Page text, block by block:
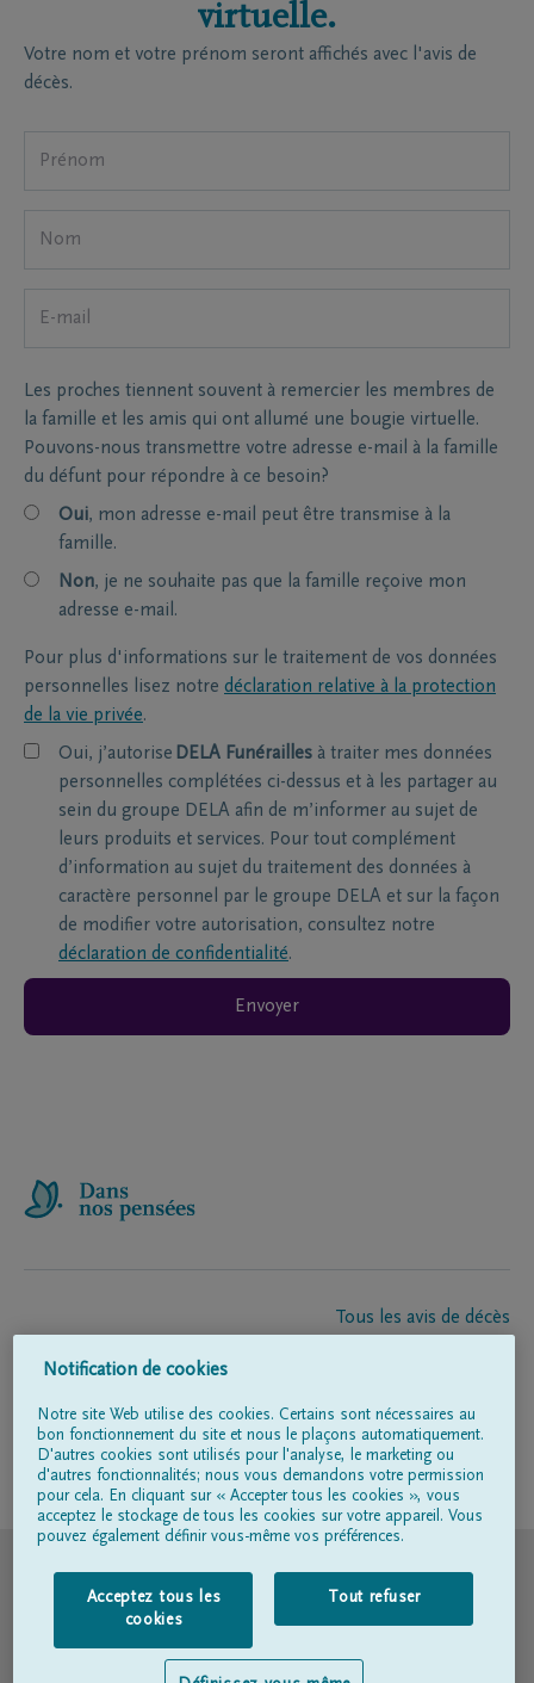
virtuelle.
Votre nom et votre prénom seront affichés avec l'avis de
décès.
Les proches tiennent souvent à remercier les membres de
la famille et les amis qui ont allumé une bougie virtuelle.
Pouvons-nous transmettre votre adresse e-mail à la famille
du défunt pour répondre à ce besoin?
Oui, mon adresse e-mail peut être transmise à la
famille.
Non, je ne souhaite pas que la famille reçoive mon
adresse e-mail.
Pour plus d'informations sur le traitement de vos données
personnelles lisez notre déclaration relative à la protection
de la vie privée.
Oui, j’autorise DELA Funérailles à traiter mes données
personnelles complétées ci-dessus et à les partager au
sein du groupe DELA afin de m’informer au sujet de
leurs produits et services. Pour tout complément
d’information au sujet du traitement des données à
caractère personnel par le groupe DELA et sur la façon
de modifier votre autorisation, consultez notre
déclaration de confidentialité.
Envoyer
Tous les avis de décès
Entrepreneur de pompes funèbres
Suivez-nous sur
Conditions d'utilisation
Déclaration relative à la vie privée
Notification de cookies
Notre site Web utilise des cookies. Certains sont nécessaires au
bon fonctionnement du site et nous le plaçons automatiquement.
D'autres cookies sont utilisés pour l'analyse, le marketing ou
d'autres fonctionnalités; nous vous demandons votre permission
pour cela. En cliquant sur « Accepter tous les cookies », vous
acceptez le stockage de tous les cookies sur votre appareil. Vous
pouvez également définir vous-même vos préférences.
Acceptez tous les
cookies
Tout refuser